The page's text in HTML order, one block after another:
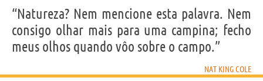
“Natureza? Nem mencione esta palavra. Nem
consigo olhar mais para uma campina; fecho
meus olhos quando vôo sobre o campo.”
NAT KING COLE